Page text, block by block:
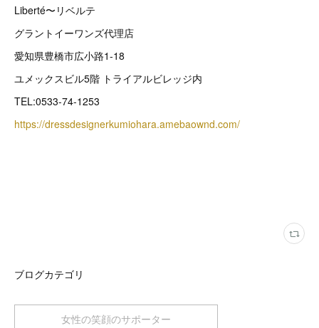
Liberté〜リベルテ
グラントイーワンズ代理店
愛知県豊橋市広小路1-18
ユメックスビル5階 トライアルビレッジ内
TEL:0533-74-1253
https://dressdesignerkumiohara.amebaownd.com/
ブログカテゴリ
女性の笑顔のサポーター